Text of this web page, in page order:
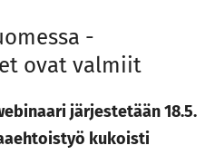
-
ovat valmiit
järjestetään 18.5.
kukoisti